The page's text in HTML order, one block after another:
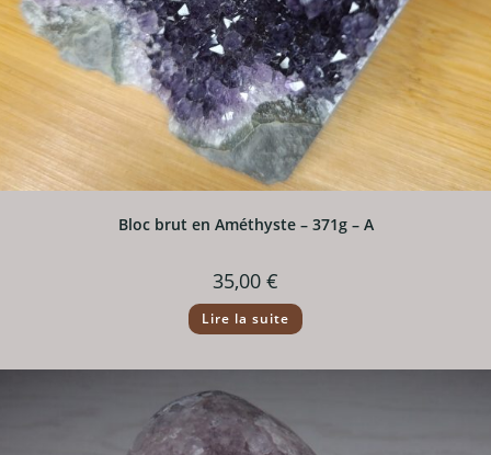
Bloc brut en Améthyste – 371g – A
35,00 €
Lire la suite